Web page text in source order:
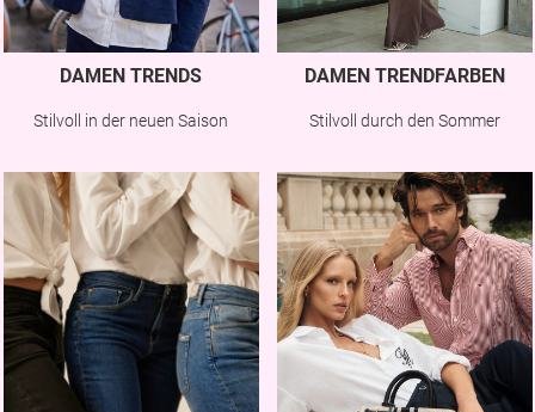
DAMEN TRENDS
Stilvoll in der neuen Saison
DAMEN TRENDFARBEN
Stilvoll durch den Sommer